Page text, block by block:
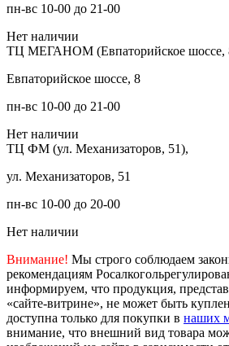
пн-вс 10-00 до 21-00
Нет наличии
ТЦ МЕГАНОМ (Евпаторийское шоссе,
Евпаторийское шоссе, 8
пн-вс 10-00 до 21-00
Нет наличии
ТЦ ФМ (ул. Механизаторов, 51),
ул. Механизаторов, 51
пн-вс 10-00 до 20-00
Нет наличии
Внимание! Мы строго соблюдаем
рекомендациям
информируем, что продукция,
«сайте-витрине», не может быть
доступна только для покупки в наших
внимание, что внешний вид товара